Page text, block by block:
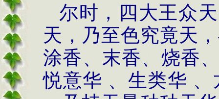
尔时，四大王众
天，乃至色究竟天
涂香、末香、烧香
悦意华 、生类华